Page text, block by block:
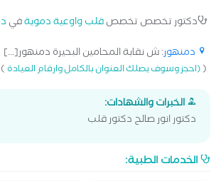
دكتور تخصص تخصصقلب واوعية دمويةفي
دمنهور: ش نقابة المحامين البحيرة دمنهور[...]
((احجز وسوف يصلك العنوان بالكامل وارقام العيادة)
الخبرات والشهادات:
دكتور انور صالح دكتور قلب
الخدمات الطبية: